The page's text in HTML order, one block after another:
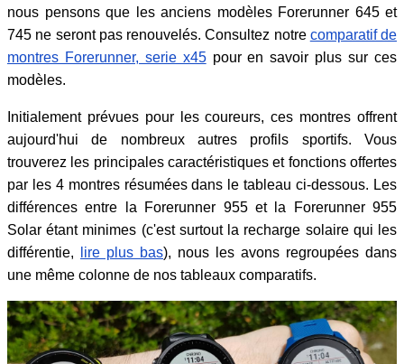
nous pensons que les anciens modèles Forerunner 645 et
745 ne seront pas renouvelés. Consultez notre comparatif de
montres Forerunner, serie x45pour en savoir plus sur ces
modèles.
Initialement prévues pour les coureurs, ces montres offrent
aujourd'hui de nombreux autres profils sportifs. Vous
trouverez les principales caractéristiques et fonctions offertes
par les 4 montres résumées dans le tableau ci-dessous. Les
différences entre la Forerunner 955 et la Forerunner 955
Solar étant minimes (c'est surtout la recharge solaire qui les
différentie,
lire plus bas), nous les avons regroupées dans
une même colonne de nos tableaux comparatifs.